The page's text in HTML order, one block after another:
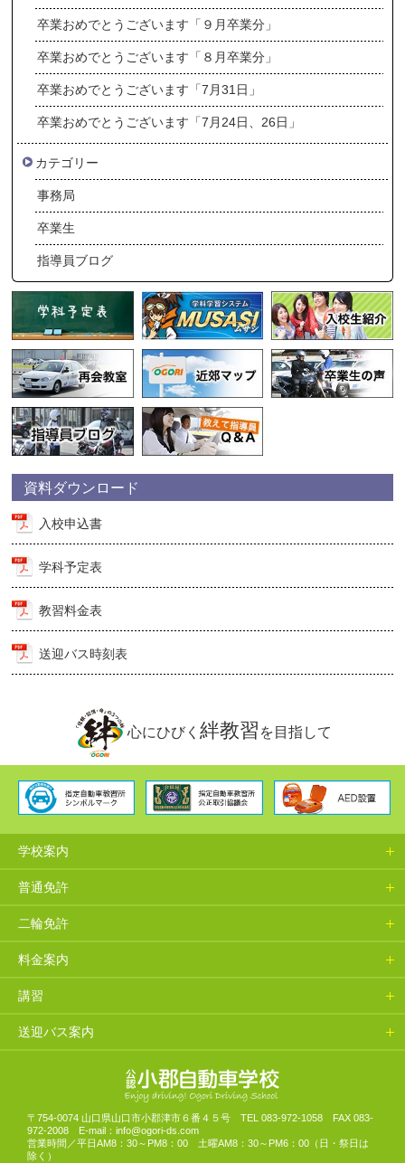
卒業おめでとうございます「９月卒業分」
卒業おめでとうございます「８月卒業分」
卒業おめでとうございます「7月31日」
卒業おめでとうございます「7月24日、26日」
カテゴリー
事務局
卒業生
指導員ブログ
資料ダウンロード
入校申込書
学科予定表
教習料金表
送迎バス時刻表
心にひびく 絆教習 を目指して
学校案内
普通免許
二輪免許
料金案内
講習
送迎バス案内
山口県小郡自動車学校
〒754-0074 山口県山口市小郡津市６番４５号 TEL 083-972-1058 FAX 083-
972-2008 E-mail：info@ogori-ds.com
営業時間／平日AM8：30～PM8：00 土曜AM8：30～PM6：00（日・祭日は
除く）